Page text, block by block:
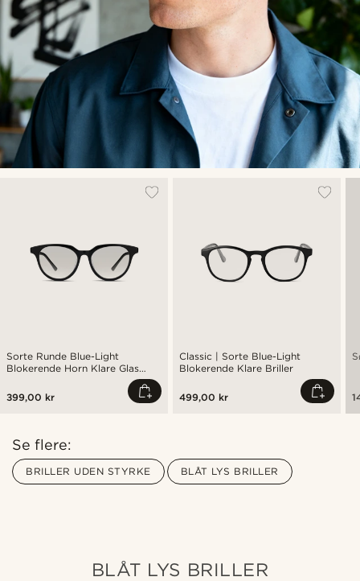
Sorte Runde Blue-Light
Blokerende Horn Klare Glas
399,00 kr
Classic | Sorte Blue-Light
Blokerende Klare Briller
499,00 kr
Se flere:
BRILLER UDEN STYRKE BLÅT LYS BRILLER
BLÅT LYS BRILLER